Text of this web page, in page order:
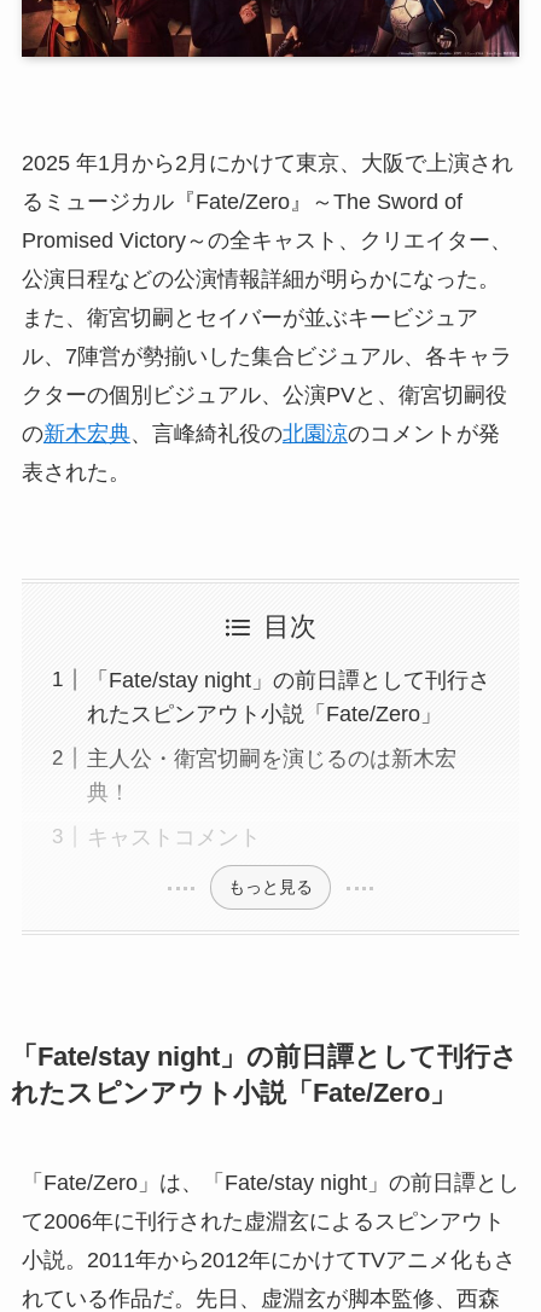
2025 年1月から2月にかけて東京、大阪で上演され
るミュージカル『Fate/Zero』～The Sword of
Promised Victory～の全キャスト、クリエイター、
公演日程などの公演情報詳細が明らかになった。
また、衛宮切嗣とセイバーが並ぶキービジュア
ル、7陣営が勢揃いした集合ビジュアル、各キャラ
クターの個別ビジュアル、公演PVと、衛宮切嗣役
の新木宏典、言峰綺礼役の北園涼のコメントが発
表された。
目次
「Fate/stay night」の前日譚として刊行さ
れたスピンアウト小説「Fate/Zero」
主人公・衛宮切嗣を演じるのは新木宏
典！
キャストコメント
もっと見る
「Fate/stay night」の前日譚として刊行さ
れたスピンアウト小説「Fate/Zero」
「Fate/Zero」は、「Fate/stay night」の前日譚とし
て2006年に刊行された虚淵玄によるスピンアウト
小説。2011年から2012年にかけてTVアニメ化もさ
れている作品だ。先日、虚淵玄が脚本監修、西森